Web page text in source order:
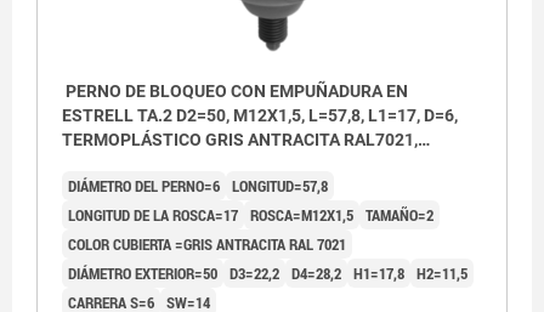
PERNO DE BLOQUEO CON EMPUÑADURA EN
ESTRELL TA.2 D2=50, M12X1,5, L=57,8, L1=17, D=6,
TERMOPLÁSTICO GRIS ANTRACITA RAL7021,
CUBIERTA:GRIS ATR. RAL7021
DIÁMETRO DEL PERNO=6 LONGITUD=57,8
LONGITUD DE LA ROSCA=17 ROSCA=M12X1,5 TAMAÑO=2
COLOR CUBIERTA =GRIS ANTRACITA RAL 7021
DIÁMETRO EXTERIOR=50 D3=22,2 D4=28,2 H1=17,8 H2=11,5
CARRERA S=6 SW=14